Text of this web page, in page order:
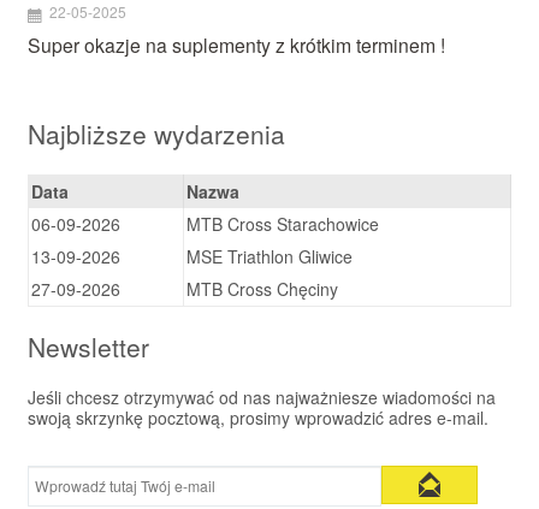
22-05-2025
Super okazje na suplementy z krótkim terminem !
Najbliższe wydarzenia
Data
Nazwa
06-09-2026
MTB Cross Starachowice
13-09-2026
MSE Triathlon Gliwice
27-09-2026
MTB Cross Chęciny
Newsletter
Jeśli chcesz otrzymywać od nas najważniesze wiadomości na
swoją skrzynkę pocztową, prosimy wprowadzić adres e-mail.